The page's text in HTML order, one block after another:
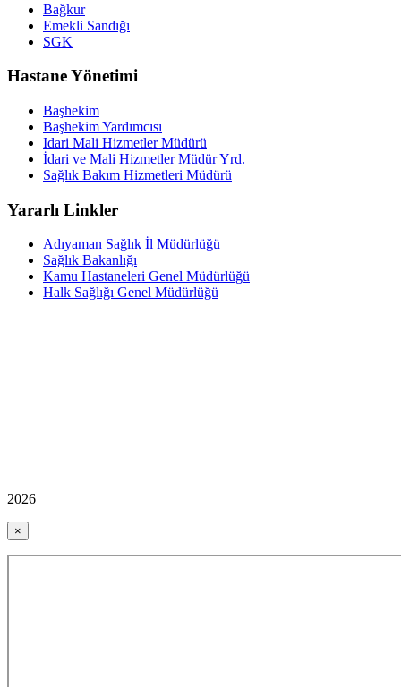
Bağkur
Emekli Sandığı
SGK
Hastane Yönetimi
Başhekim
Başhekim Yardımcısı
Idari Mali Hizmetler Müdürü
İdari ve Mali Hizmetler Müdür Yrd.
Sağlık Bakım Hizmetleri Müdürü
Yararlı Linkler
Adıyaman Sağlık İl Müdürlüğü
Sağlık Bakanlığı
Kamu Hastaneleri Genel Müdürlüğü
Halk Sağlığı Genel Müdürlüğü
2026
×